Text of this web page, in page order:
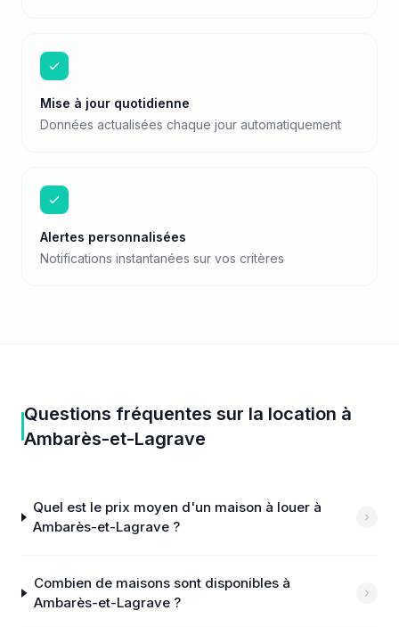
Mise à jour quotidienne
Données actualisées chaque jour automatiquement
Alertes personnalisées
Notifications instantanées sur vos critères
Questions fréquentes sur la location à
Ambarès-et-Lagrave
Quel est le prix moyen d'un maison à louer à
Ambarès-et-Lagrave ?
Combien de maisons sont disponibles à
Ambarès-et-Lagrave ?